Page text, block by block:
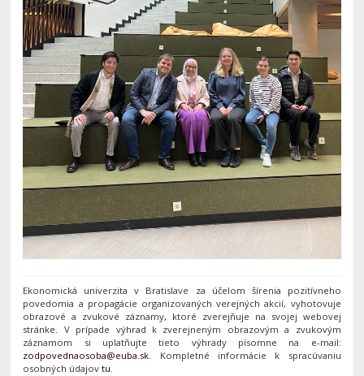
Ekonomická univerzita v Bratislave za účelom šírenia pozitívneho
povedomia a propagácie organizovaných verejných akcií, vyhotovuje
obrazové a zvukové záznamy, ktoré zverejňuje na svojej webovej
stránke. V prípade výhrad k zverejneným obrazovým a zvukovým
záznamom si uplatňujte tieto výhrady písomne na e-mail:
. Kompletné informácie k spracúvaniu
osobných údajovtu.